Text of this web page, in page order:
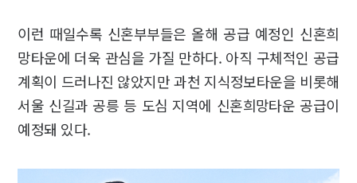
이런 때일수록 신혼부부들은 올해 공급 예정인 신혼희
망타운에 더욱 관심을 가질 만하다. 아직 구체적인 공급
계획이 드러나진 않았지만 과천 지식정보타운을 비롯해
서울 신길과 공릉 등 도심 지역에 신혼희망타운 공급이
예정돼 있다.